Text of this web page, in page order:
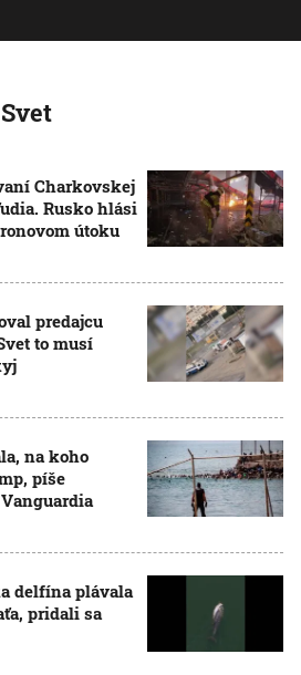
Charkovskej
Rusko hlási
útoku
predajcu
to musí
na koho
píše
delfína plávala
pridali sa